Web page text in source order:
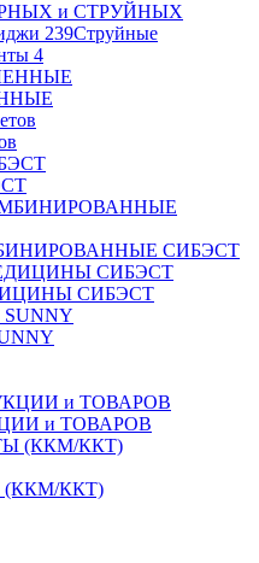
и СТРУЙНЫХ
239Струйные
4
СИБЭСТ
СИБЭСТ
и ТОВАРОВ
ККТ)